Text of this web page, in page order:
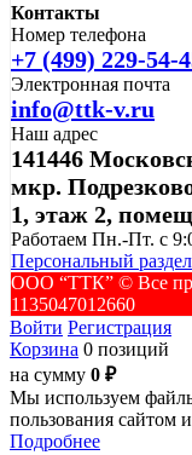
Контакты
Номер телефона
+7 (499) 229-54-
Электронная почта
info@ttk-v.ru
Наш адрес
141446
мкр.
1, этаж 2,
Работаем Пн.-Пт. с
Персональный раздел
ООО “ТТК” ©️ Все
1135047012660
Войти Регистрация
Корзина 0 позиций
на сумму 0 ₽
Мы используем
пользования сайтом
Подробнее